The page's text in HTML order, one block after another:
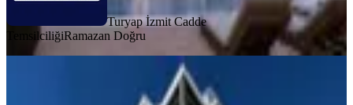
Turyap İzmit Cadde
TemsilciliğiRamazan Doğru
Turyap'tan Villa Tadında Müstakil
Bahçeli Emsalsiz 4+1 Daire